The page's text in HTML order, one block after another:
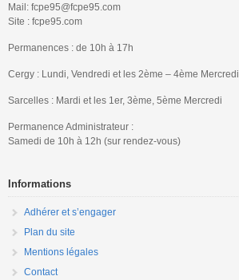
Mail: fcpe95@fcpe95.com
Site : fcpe95.com
Permanences : de 10h à 17h
Cergy : Lundi, Vendredi et les 2ème – 4ème Mercredi
Sarcelles : Mardi et les 1er, 3ème, 5ème Mercredi
Permanence Administrateur :
Samedi de 10h à 12h (sur rendez-vous)
Informations
Adhérer et s’engager
Plan du site
Mentions légales
Contact